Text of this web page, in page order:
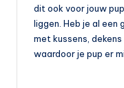
dit ook voor jouw
liggen. Heb je al een
met kussens,
waardoor je pup er